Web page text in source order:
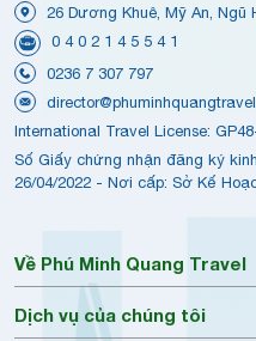
26 Dương Khuê, Mỹ An,
0 4 0 2 1 4 5 5 4 1
0236 7 307 797
International Travel License:
Số Giấy chứng nhận đăng ký
26/04/2022 - Nơi cấp: Sở Kế
Về Phú Minh Quang Travel
Dịch vụ của chúng tôi